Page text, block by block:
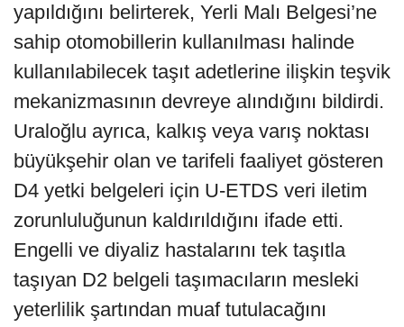
yapıldığını belirterek, Yerli Malı Belgesi’ne
sahip otomobillerin kullanılması halinde
kullanılabilecek taşıt adetlerine ilişkin teşvik
mekanizmasının devreye alındığını bildirdi.
Uraloğlu ayrıca, kalkış veya varış noktası
büyükşehir olan ve tarifeli faaliyet gösteren
D4 yetki belgeleri için U-ETDS veri iletim
zorunluluğunun kaldırıldığını ifade etti.
Engelli ve diyaliz hastalarını tek taşıtla
taşıyan D2 belgeli taşımacıların mesleki
yeterlilik şartından muaf tutulacağını